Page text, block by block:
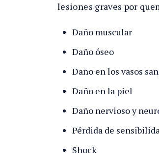
lesiones graves por
Daño muscular
Daño óseo
Daño en los vasos
Daño en la piel
Daño nervioso y
Pérdida de
Shock